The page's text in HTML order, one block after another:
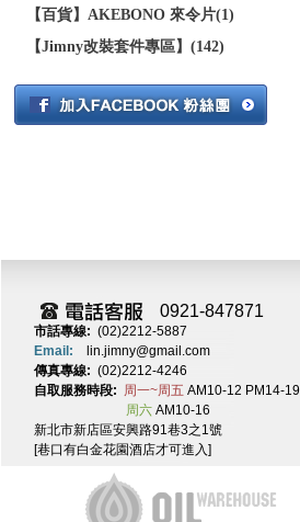
【百貨】AKEBONO 來令片(1)
【Jimny改裝套件專區】(142)
0921-847871
市話專線: (02)2212-5887
Email: lin.jimny@gmail.com
傳真專線: (02)2212-4246
自取服務時段: 周一~周五 AM10-12 PM14-19
周六 AM10-16
新北市新店區安興路91巷3之1號
[巷口有白金花園酒店才可進入]